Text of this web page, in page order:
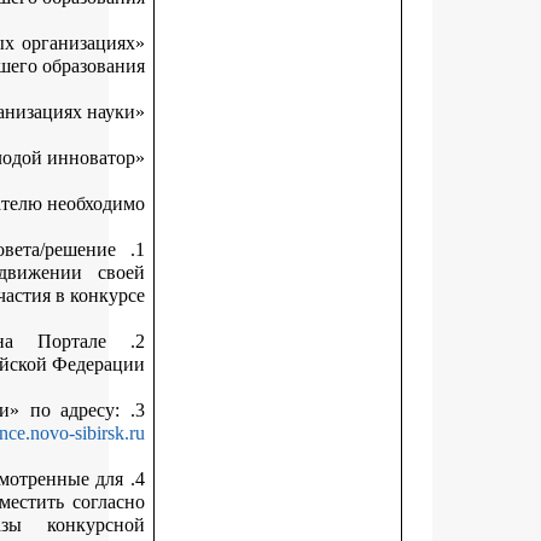
«Лучший молодой исследователь в образовательных
1. Получить выписку из протокола заседания совета/
руководителя инновационной компании о выдвижении
2. Иметь подтвержденную учетную запись на Портале
4. Внести данные о себе и научной работе в предусмотренные
заполнения поля МИС «Гранты и премии» и разместить
пункту 3.8 Положения электронные образы